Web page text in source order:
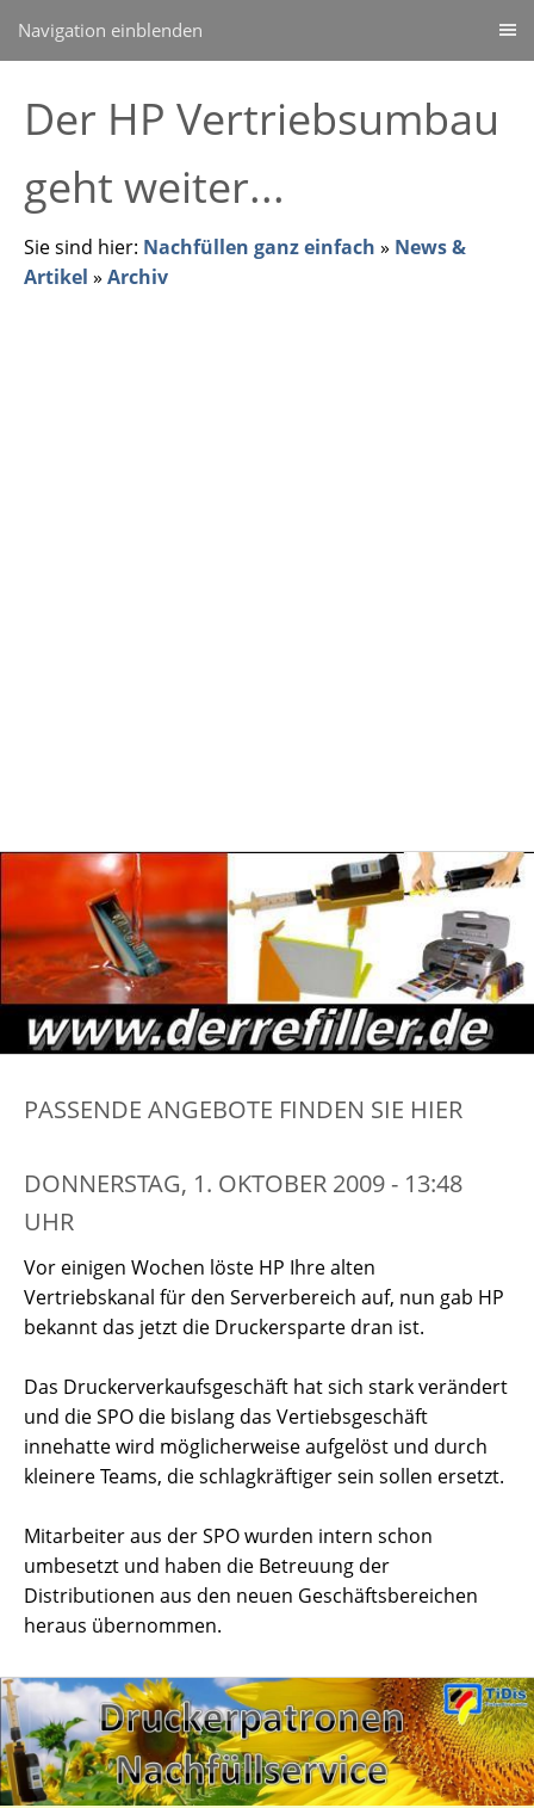
Navigation einblenden
Der HP Vertriebsumbau
geht weiter...
Sie sind hier: Nachfüllen ganz einfach » News &
Artikel » Archiv
PASSENDE ANGEBOTE FINDEN SIE HIER
DONNERSTAG, 1. OKTOBER 2009 - 13:48
UHR
Vor einigen Wochen löste HP Ihre alten
Vertriebskanal für den Serverbereich auf, nun gab HP
bekannt das jetzt die Druckersparte dran ist.
Das Druckerverkaufsgeschäft hat sich stark verändert
und die SPO die bislang das Vertiebsgeschäft
innehatte wird möglicherweise aufgelöst und durch
kleinere Teams, die schlagkräftiger sein sollen ersetzt.
Mitarbeiter aus der SPO wurden intern schon
umbesetzt und haben die Betreuung der
Distributionen aus den neuen Geschäftsbereichen
heraus übernommen.